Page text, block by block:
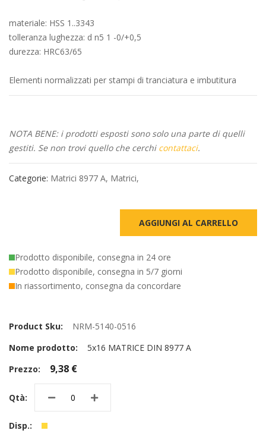
materiale: HSS 1..3343
tolleranza lughezza: d n5 1 -0/+0,5
durezza: HRC63/65
Elementi normalizzati per stampi di tranciatura e imbutitura
NOTA BENE: i prodotti esposti sono solo una parte di quelli
gestiti. Se non trovi quello che cerchi contattaci.
Categorie: Matrici 8977 A, Matrici,
AGGIUNGI AL CARRELLO
Prodotto disponibile, consegna in 24 ore
Prodotto disponibile, consegna in 5/7 giorni
In riassortimento, consegna da concordare
prodotti
NRM-5140-0516
5x16 MATRICE DIN 8977 A
9,38 €